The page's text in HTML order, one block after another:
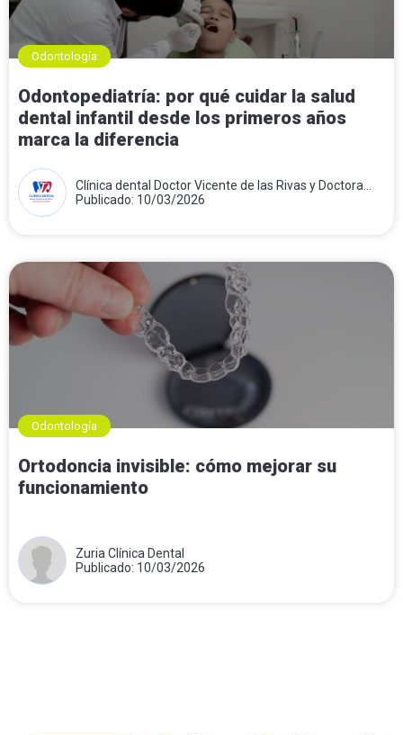
Odontología
Odontopediatría: por qué cuidar la salud
dental infantil desde los primeros años
marca la diferencia
Clínica dental Doctor Vicente de las Rivas y Doctora
Teresa Folqué
Publicado: 10/03/2026
Odontología
Ortodoncia invisible: cómo mejorar su
funcionamiento
Zuria Clínica Dental
Publicado: 10/03/2026